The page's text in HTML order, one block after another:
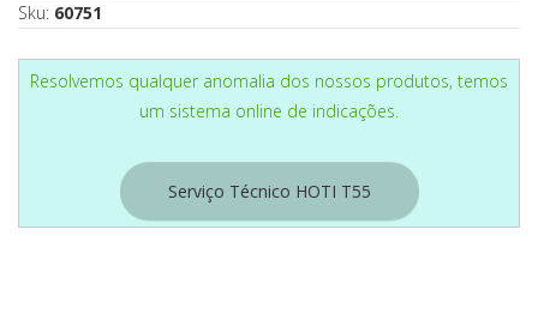
Sku: 60751
Resolvemos qualquer anomalia dos nossos produtos, temos
um sistema online de indicações.
Serviço Técnico HOTI T55